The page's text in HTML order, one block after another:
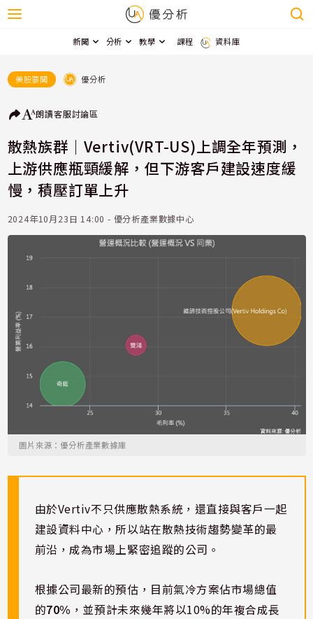
新聞 分析 教學 課程 資料庫
美股要聞 優分析
朗讀客服討論區
散熱族群｜Vertiv(VRT-US)上調全年預測，
上游供應瓶頸緩解，但下游客戶建設速度緩
慢，積壓訂單上升
2024年10月23日 14:00 - 優分析產業數據中心
圖片來源：優分析產業數據庫
由於Vertiv不只供應散熱系統，還直接與客戶一起
建設資料中心，所以站在散熱技術趨勢變革的最
前沿，成為市場上緊密追蹤的公司。
根據公司最新的預估，目前氣冷方案佔市場總值
的70% ，並預計未來幾年將以10%的年複合成長